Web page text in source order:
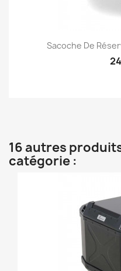
Sacoche De
16 autres
catégorie :